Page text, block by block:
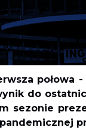
połowa
do
sezonie